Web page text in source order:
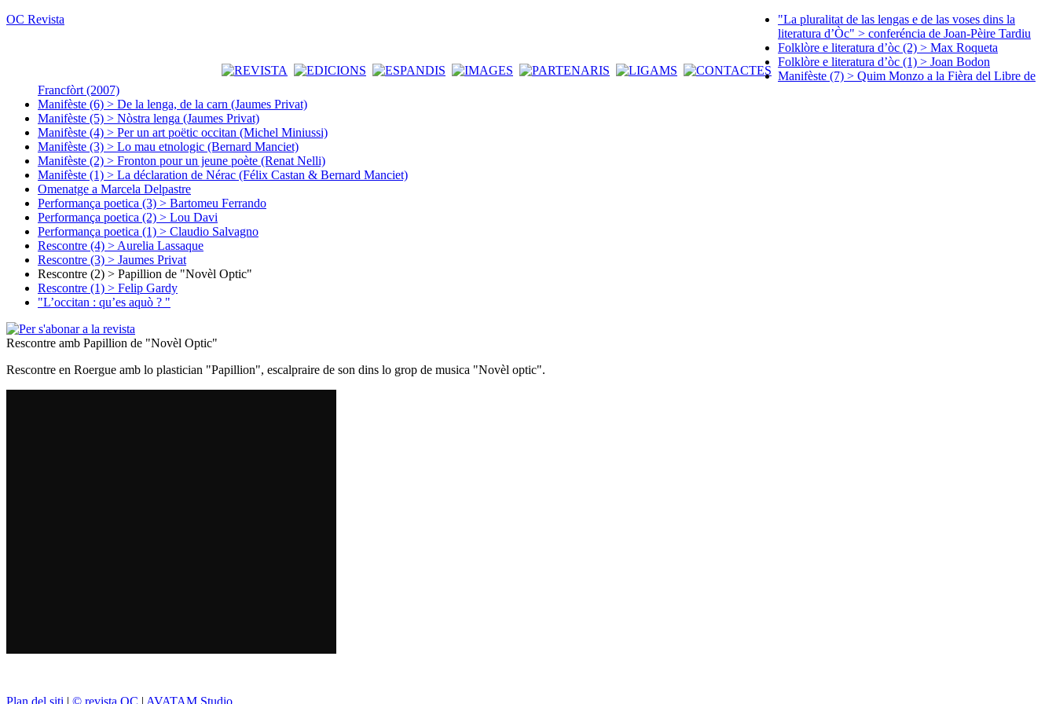
OC Revista
"La pluralitat de las lengas e de las voses dins la
literatura d’Òc" > conferéncia de Joan-Pèire Tardiu
Folklòre e literatura d’òc (2) > Max Roqueta
Folklòre e literatura d’òc (1) > Joan Bodon
Manifèste (7) > Quim Monzo a la Fièra del Libre de
Francfòrt (2007)
Manifèste (6) > De la lenga, de la carn (Jaumes Privat)
Manifèste (5) > Nòstra lenga (Jaumes Privat)
Manifèste (4) > Per un art poëtic occitan (Michel Miniussi)
Manifèste (3) > Lo mau etnologic (Bernard Manciet)
Manifèste (2) > Fronton pour un jeune poète (Renat Nelli)
Manifèste (1) > La déclaration de Nérac (Félix Castan & Bernard Manciet)
Omenatge a Marcela Delpastre
Performança poetica (3) > Bartomeu Ferrando
Performança poetica (2) > Lou Davi
Performança poetica (1) > Claudio Salvagno
Rescontre (4) > Aurelia Lassaque
Rescontre (3) > Jaumes Privat
Rescontre (2) > Papillion de "Novèl Optic"
Rescontre (1) > Felip Gardy
"L’occitan : qu’es aquò ? "
Rescontre amb Papillion de "Novèl Optic"
Rescontre en Roergue amb lo plastician "Papillion", escalpraire de son dins lo grop de musica "Novèl optic".
Plan del siti | © revista OC | AVATAM Studio